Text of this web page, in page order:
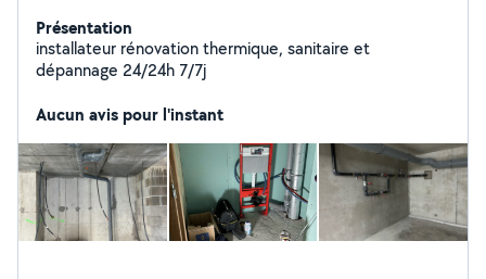
Présentation
installateur rénovation thermique, sanitaire et
dépannage 24/24h 7/7j
Aucun avis pour l'instant